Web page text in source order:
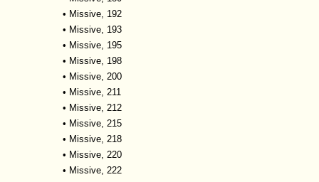
• Missive, 192
• Missive, 193
• Missive, 195
• Missive, 198
• Missive, 200
• Missive, 211
• Missive, 212
• Missive, 215
• Missive, 218
• Missive, 220
• Missive, 222